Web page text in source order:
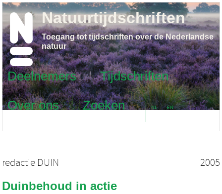
Deelnemers
Tijdschriften
Over ons
Zoeken NL EN
Natuurtijdschriften
Toegang tot tijdschriften over de Nederlandse
natuur
redactie DUIN 2005
Duinbehoud in actie